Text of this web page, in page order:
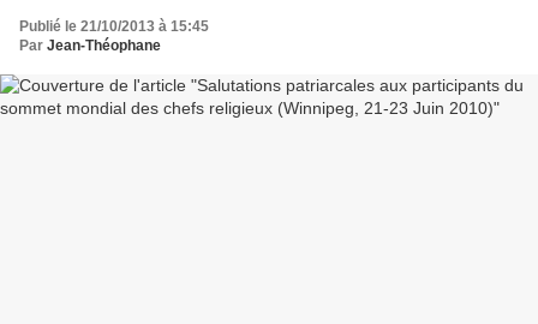
Publié le 21/10/2013 à 15:45
Par Jean-Théophane